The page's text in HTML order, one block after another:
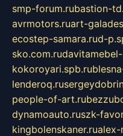
smp-forum.rubastion-
avrmotors.ruart-
ecostep-samara.rud-
sko.com.ru
kokoroyari.spb.ru
lenderoq.ru
people-of-art.ru
dynamoauto.ruszk-
kingbolenskaner.rualex-